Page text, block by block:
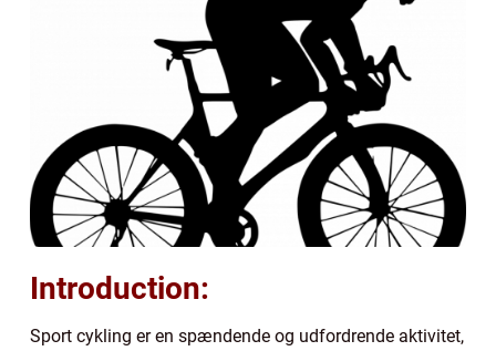
Introduction:
Sport cykling er en spændende og udfordrende aktivitet,